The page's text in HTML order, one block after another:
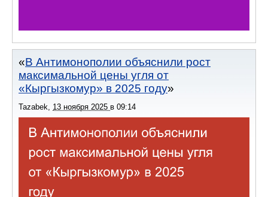
В Антимонополии объяснили рост
максимальной цены угля от
«Кыргызкомур» в 2025 году
Tazabek 13 ноября 2025 в 09:14